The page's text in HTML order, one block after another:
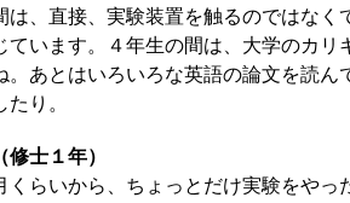
、直接、実験装置を触るのではなく
ています。４年生の間は、大学のカリ
。あとはいろいろな英語の論文を読ん
り。
修士１年）
らいから、ちょっとだけ実験をやっ